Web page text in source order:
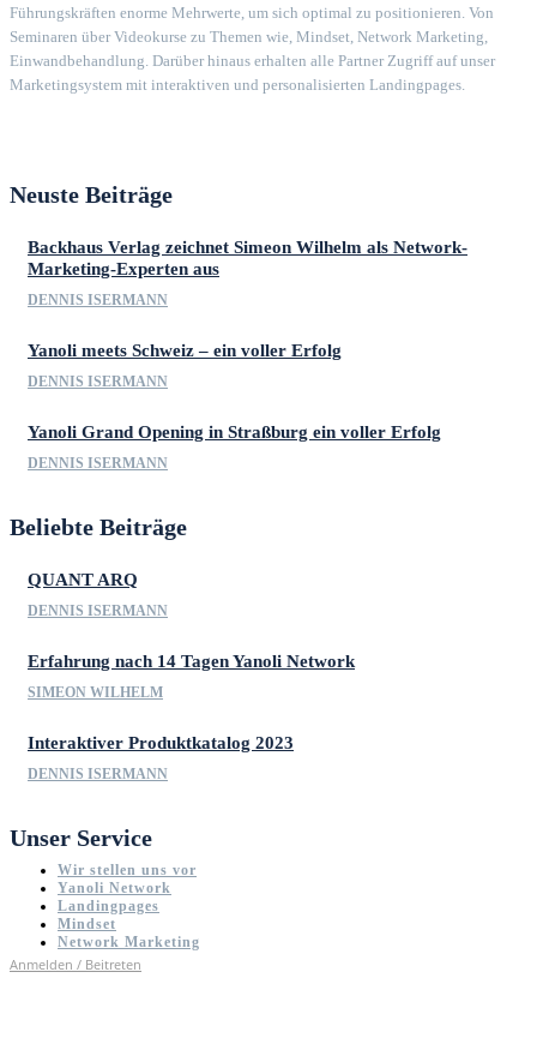
Führungskräften enorme Mehrwerte, um sich optimal zu positionieren. Von
Seminaren über Videokurse zu Themen wie, Mindset, Network Marketing,
Einwandbehandlung. Darüber hinaus erhalten alle Partner Zugriff auf unser
Marketingsystem mit interaktiven und personalisierten Landingpages.
Neuste Beiträge
Backhaus Verlag zeichnet Simeon Wilhelm als Network-
Marketing-Experten aus
DENNIS ISERMANN
Yanoli meets Schweiz – ein voller Erfolg
DENNIS ISERMANN
Yanoli Grand Opening in Straßburg ein voller Erfolg
DENNIS ISERMANN
Beliebte Beiträge
QUANT ARQ
DENNIS ISERMANN
Erfahrung nach 14 Tagen Yanoli Network
SIMEON WILHELM
Interaktiver Produktkatalog 2023
DENNIS ISERMANN
Unser Service
Wir stellen uns vor
Yanoli Network
Landingpages
Mindset
Network Marketing
Anmelden / Beitreten